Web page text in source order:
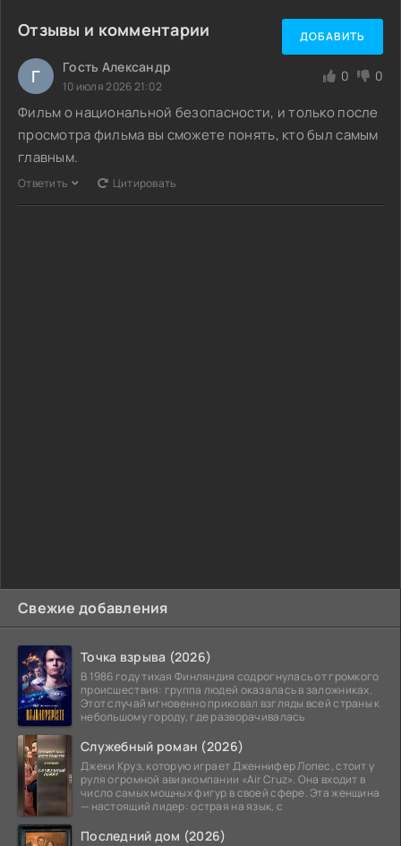
Свежие добавления
Точка взрыва (2026)
В 1986 году тихая Финляндия содрогнулась от громкого
происшествия: группа людей оказалась в заложниках.
Этот случай мгновенно приковал взгляды всей страны к
небольшому городу, где разворачивалась
Служебный роман (2026)
Джеки Круз, которую играет Дженнифер Лопес, стоит у
руля огромной авиакомпании «Air Cruz». Она входит в
число самых мощных фигур в своей сфере. Эта женщина
— настоящий лидер: острая на язык, с
Последний дом (2026)
Отзывы и комментарии ДОБАВИТЬ
Г Гость Александр
10 июля 2026 21:02
0 0
Фильм о национальной безопасности, и только после
просмотра фильма вы сможете понять, кто был самым
главным.
Ответить Цитировать